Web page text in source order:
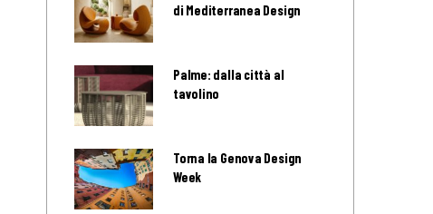
di Mediterranea Design
Palme: dalla città al
tavolino
Torna la Genova Design
Week